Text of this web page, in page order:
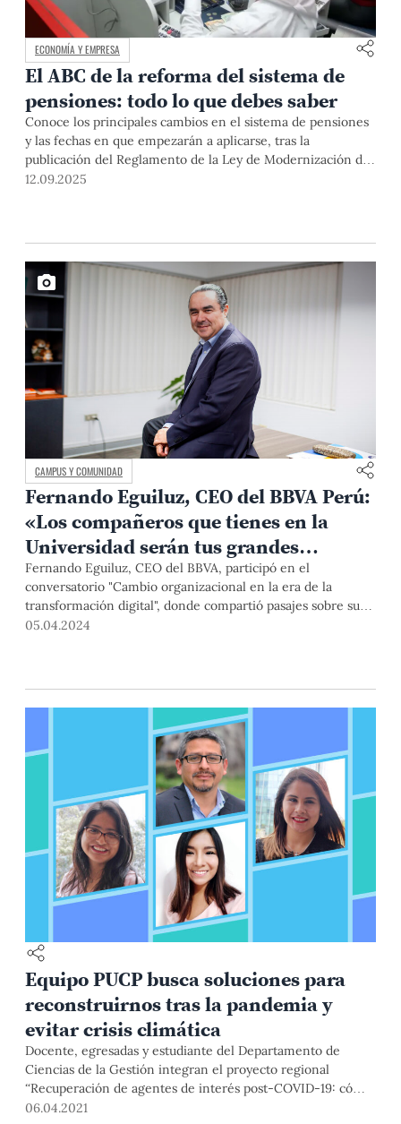
ECONOMÍA Y EMPRESA
El ABC de la reforma del sistema de
pensiones: todo lo que debes saber
Conoce los principales cambios en el sistema de pensiones
y las fechas en que empezarán a aplicarse, tras la
publicación del Reglamento de la Ley de Modernización del
Sistema Previsional.
12.09.2025
CAMPUS Y COMUNIDAD
Fernando Eguiluz, CEO del BBVA Perú:
«Los compañeros que tienes en la
Universidad serán tus grandes
palancas de apoyo»
Fernando Eguiluz, CEO del BBVA, participó en el
conversatorio "Cambio organizacional en la era de la
transformación digital", donde compartió pasajes sobre su
experiencia en el sector y cómo personalmente fue
05.04.2024
Equipo PUCP busca soluciones para
reconstruirnos tras la pandemia y
evitar crisis climática
Docente, egresadas y estudiante del Departamento de
Ciencias de la Gestión integran el proyecto regional
“Recuperación de agentes de interés post-COVID-19: cómo
reconstruir la sociedad y los negocios en América Latina y
06.04.2021